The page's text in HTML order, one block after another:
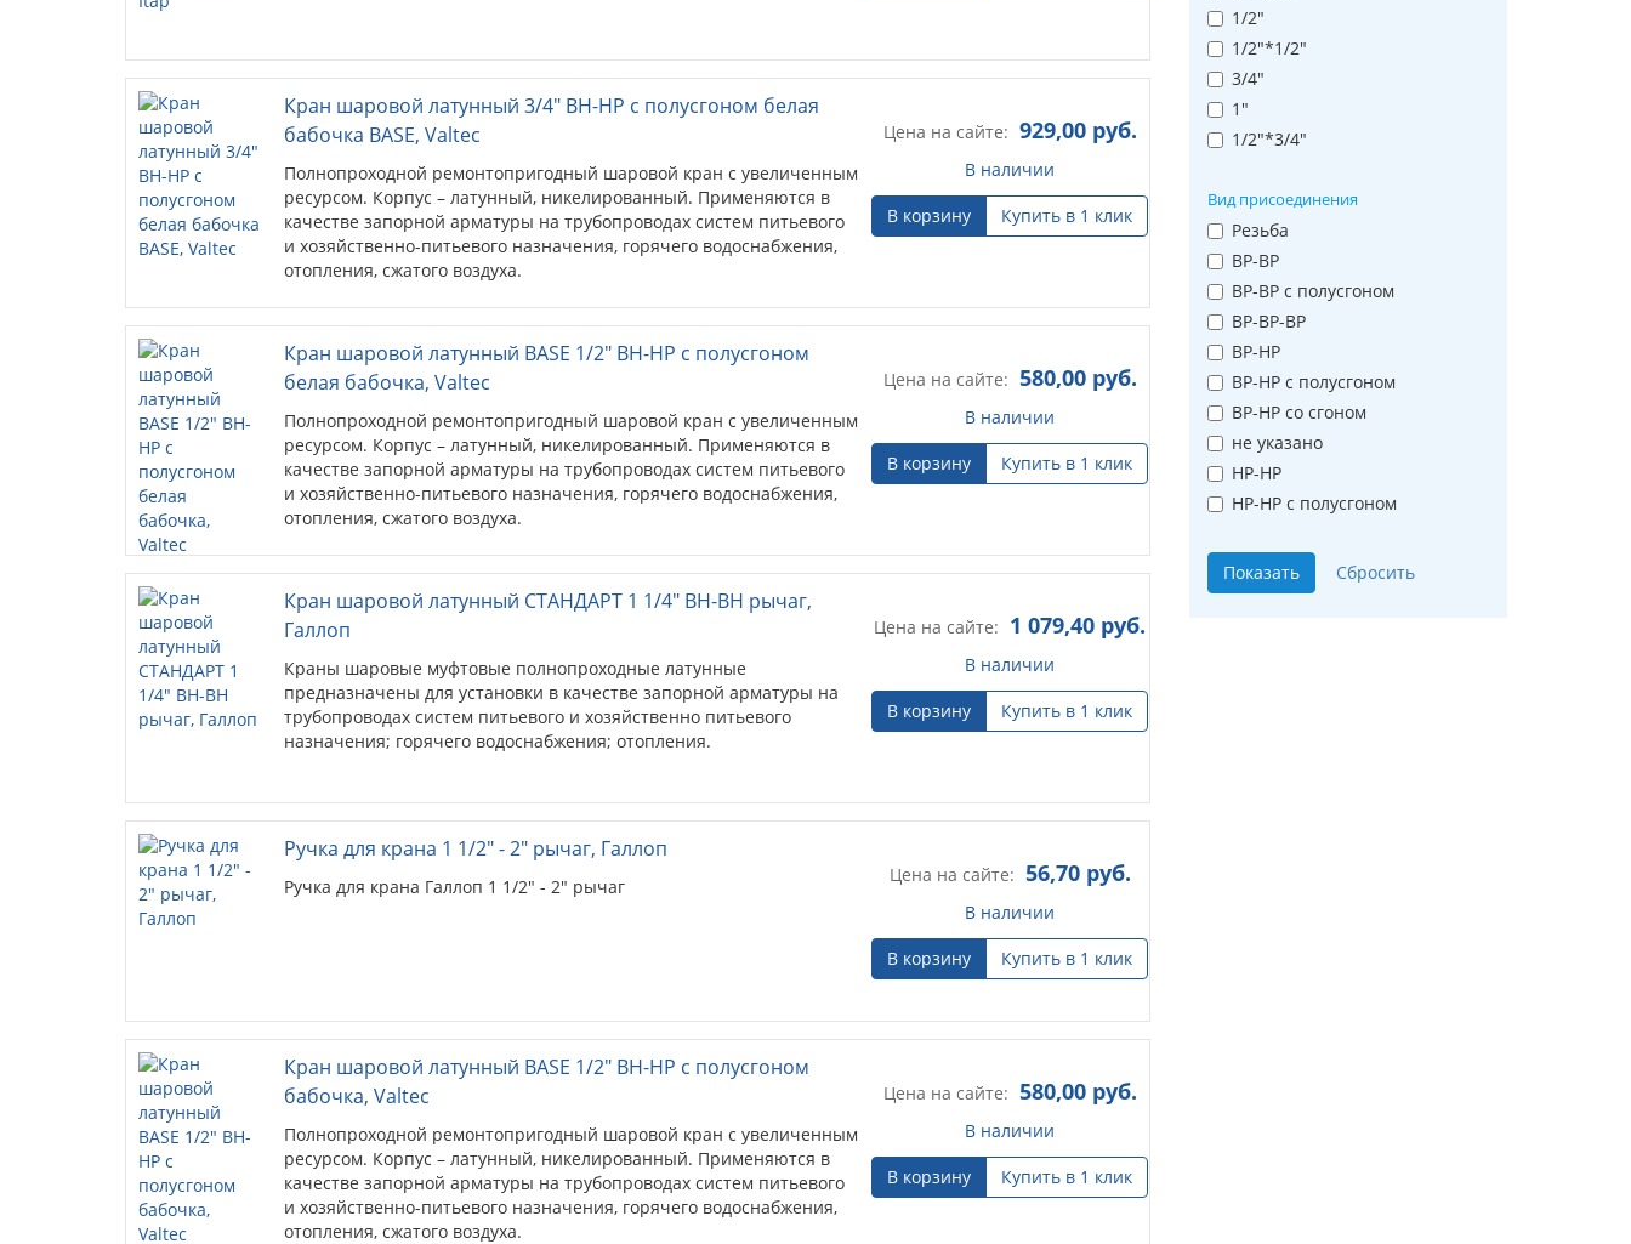
1/2"
1/2"*1/2"
3/4"
1"
1/2"*3/4"
Вид присоединения
Резьба
ВР-ВР
ВР-ВР с полусгоном
ВР-ВР-ВР
ВР-НР
ВР-НР с полусгоном
ВР-НР со сгоном
не указано
НР-НР
НР-НР с полусгоном
Кран шаровой латунный 3/4" ВН-НР с полусгоном белая
бабочка BASE, Valtec
Полнопроходной ремонтопригодный шаровой кран с увеличенным
ресурсом. Корпус – латунный, никелированный. Применяются в
качестве запорной арматуры на трубопроводах систем питьевого
и хозяйственно-питьевого назначения, горячего водоснабжения,
отопления, сжатого воздуха.
Цена на сайте: 929,00руб.
В наличии
В корзину
Купить в 1 клик
Кран шаровой латунный BASE 1/2" ВН-НР с полусгоном
белая бабочка, Valtec
Полнопроходной ремонтопригодный шаровой кран с увеличенным
ресурсом. Корпус – латунный, никелированный. Применяются в
качестве запорной арматуры на трубопроводах систем питьевого
и хозяйственно-питьевого назначения, горячего водоснабжения,
отопления, сжатого воздуха.
Цена на сайте: 580,00руб.
В наличии
В корзину
Купить в 1 клик
Кран шаровой латунный СТАНДАРТ 1 1/4" ВН-ВН рычаг,
Галлоп
Краны шаровые муфтовые полнопроходные латунные
предназначены для установки в качестве запорной арматуры на
трубопроводах систем питьевого и хозяйственно питьевого
назначения; горячего водоснабжения; отопления.
Цена на сайте: 1 079,40 руб.
В наличии
В корзину
Купить в 1 клик
Ручка для крана 1 1/2" - 2" рычаг, Галлоп
Ручка для крана Галлоп 1 1/2" - 2" рычаг
Цена на сайте: 56,70руб.
В наличии
В корзину
Купить в 1 клик
Кран шаровой латунный BASE 1/2" ВН-НР с полусгоном
бабочка, Valtec
Полнопроходной ремонтопригодный шаровой кран с увеличенным
ресурсом. Корпус – латунный, никелированный. Применяются в
качестве запорной арматуры на трубопроводах систем питьевого
и хозяйственно-питьевого назначения, горячего водоснабжения,
отопления, сжатого воздуха.
Цена на сайте: 580,00руб.
В наличии
В корзину
Купить в 1 клик